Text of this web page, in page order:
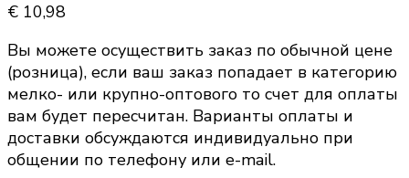
€ 10,98
Вы можете осуществить заказ по обычной цене
(розница), если ваш заказ попадает в категорию
мелко- или крупно-оптового то счет для оплаты
вам будет пересчитан. Варианты оплаты и
доставки обсуждаются индивидуально при
общении по телефону или e-mail.